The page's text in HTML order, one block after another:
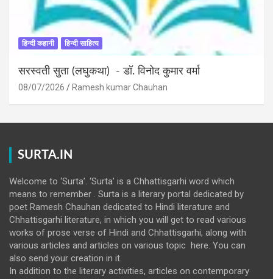
हिन्दी कहानी हिन्दी साहित्य
सरस्वती सुता (लघुकथा) ​- डॉ. विनोद कुमार वर्मा
08/07/2026 Ramesh kumar Chauhan
SURTA.IN
Welcome to ‘Surta’. ‘Surta’ is a Chhattisgarhi word which
means to remember . Surta is a literary portal dedicated by
poet Ramesh Chauhan dedicated to Hindi literature and
Chhattisgarhi literature, in which you will get to read various
works of prose verse of Hindi and Chhattisgarhi, along with
various articles and articles on various topic here. You can
also send your creation in it.
In addition to the literary activities, articles on contemporary